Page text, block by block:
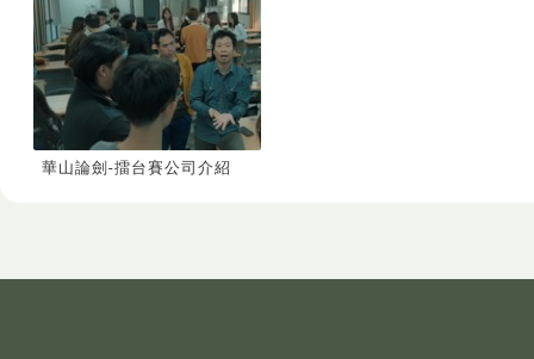
華山論劍-擂台賽公司介紹